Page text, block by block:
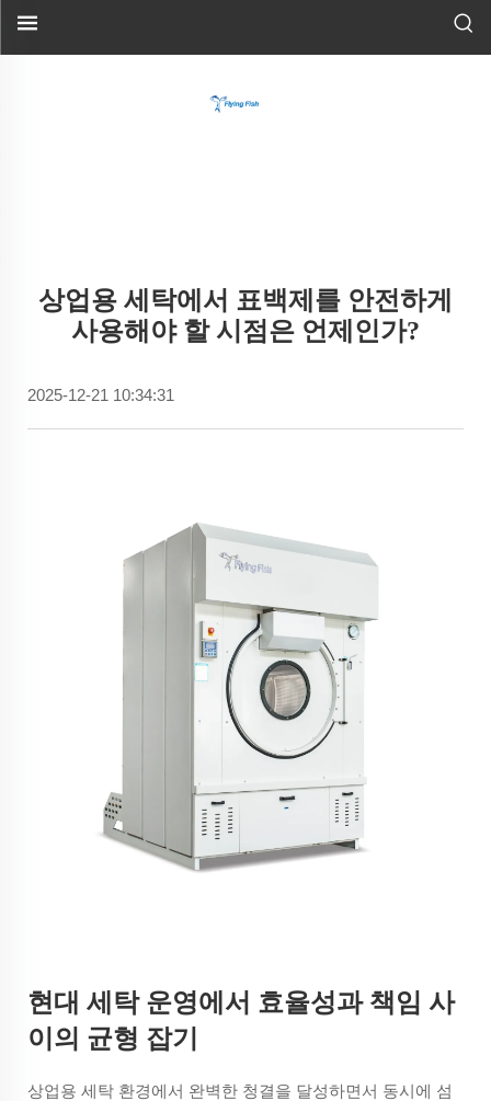
상업용 세탁에서 표백제를 안전하게
사용해야 할 시점은 언제인가?
2025-12-21 10:34:31
현대 세탁 운영에서 효율성과 책임 사
이의 균형 잡기
상업용 세탁 환경에서 완벽한 청결을 달성하면서 동시에 섬